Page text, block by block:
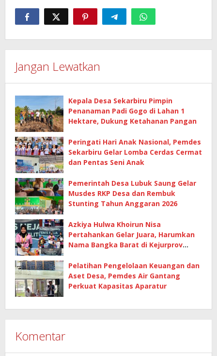
Jangan Lewatkan
Kepala Desa Sekarbiru Pimpin
Penanaman Padi Gogo di Lahan 1
Hektare, Dukung Ketahanan Pangan
Peringati Hari Anak Nasional, Pemdes
Sekarbiru Gelar Lomba Cerdas Cermat
dan Pentas Seni Anak
Pemerintah Desa Lubuk Saung Gelar
Musdes RKP Desa dan Rembuk
Stunting Tahun Anggaran 2026
Azkiya Hulwa Khoirun Nisa
Pertahankan Gelar Juara, Harumkan
Nama Bangka Barat di Kejurprov
Pelatihan Pengelolaan Keuangan dan
Aset Desa, Pemdes Air Gantang
Perkuat Kapasitas Aparatur
Komentar